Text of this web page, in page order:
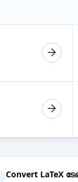
Convert LaTeX